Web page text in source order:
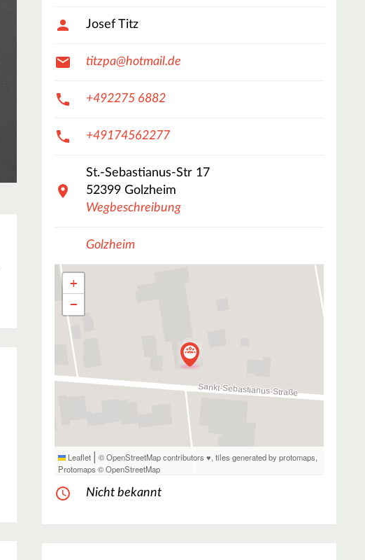
Josef Titz
titzpa@hotmail.de
+492275 6882
+49174562277
St.-Sebastianus-Str 17
52399 Golzheim
Wegbeschreibung
Golzheim
+
−
Leaflet | © OpenStreetMap contributors ♥,tiles generated by protomaps,
Protomaps ©OpenStreetMap
Nicht bekannt